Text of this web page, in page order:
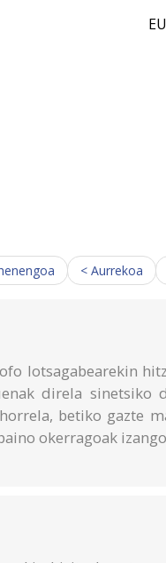
EU
< Aurrekoa
lotsagabearekin
direla sinetsiko
betiko gazte
okerragoak